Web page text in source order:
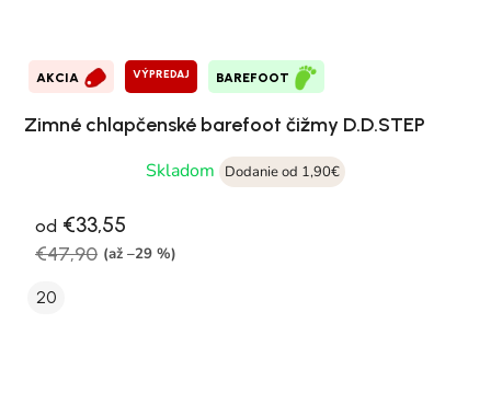
AKCIA VÝPREDAJ BAREFOOT
Zimné chlapčenské barefoot čižmy D.D.STEP
Skladom
Dodanie od 1,90€
od €33,55
€47,90 (až –29 %)
20